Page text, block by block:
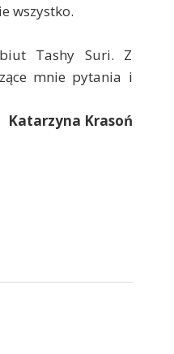
wszystko.
Tashy Suri. Z
mnie pytania i
Katarzyna Krasoń